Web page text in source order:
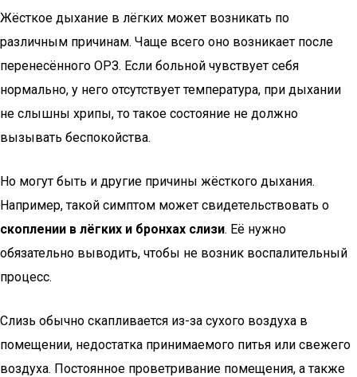
Жёсткое дыхание в лёгких может возникать по
различным причинам. Чаще всего оно возникает после
перенесённого ОРЗ. Если больной чувствует себя
нормально, у него отсутствует температура, при дыхании
не слышны хрипы, то такое состояние не должно
вызывать беспокойства.
Но могут быть и другие причины жёсткого дыхания.
Например, такой симптом может свидетельствовать о
скоплении в лёгких и бронхах слизи. Её нужно
обязательно выводить, чтобы не возник воспалительный
процесс.
Слизь обычно скапливается из-за сухого воздуха в
помещении, недостатка принимаемого питья или свежего
воздуха. Постоянное проветривание помещения, а также